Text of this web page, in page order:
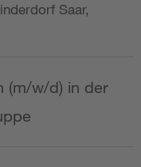
Saar,
(m/w/d) in der